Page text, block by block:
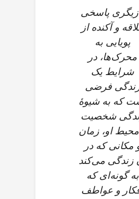
پاسخی
و آکنده از
پویایی به
محرک‌ها، در
شرایط یک
فرضی
که به شیوهٔ
شخصیت
او، زمان
مکانی که در
زندگی می‌کند
به گونه‌ای که
و عواطف